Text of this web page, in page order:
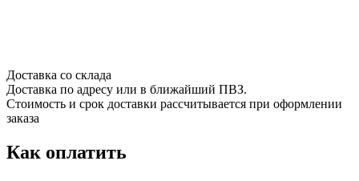
Доставка со склада
Доставка по адресу или в ближайший ПВЗ.
Стоимость и срок доставки рассчитывается при оформлении
заказа
Как оплатить